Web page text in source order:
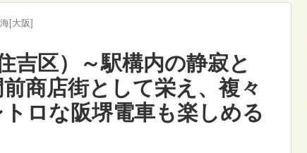
[大阪]
吉区）～駅構内の静寂と
商店街として栄え、複々
ロな阪堺電車も楽しめる